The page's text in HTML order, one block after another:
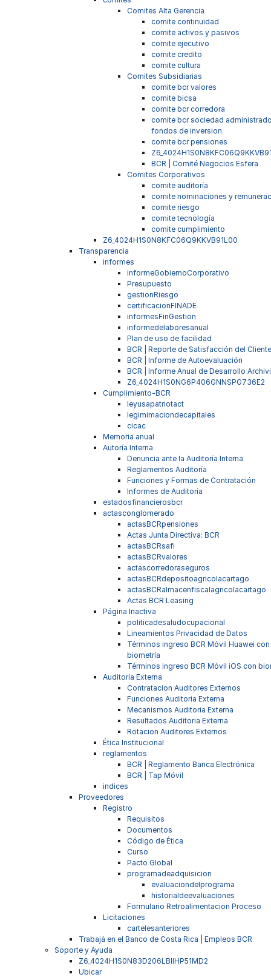
Comites Alta Gerencia
comite continuidad
comite activos y pasivos
comite ejecutivo
comite credito
comite cultura
Comites Subsidiarias
comite bcr valores
comite bicsa
comite bcr corredora
comite bcr sociedad
fondos de inversion
comite bcr pensiones
BCR | Comité Negocios Esfera
Comites Corporativos
comite auditoría
comite nominaciones y
comite riesgo
comite tecnología
comite cumplimiento
Z6_4024H1S0N8KFC06Q9KKVB91L00
Transparencia
informes
informeGobiernoCorporativo
Presupuesto
gestionRiesgo
certificacionFINADE
informesFinGestion
informedelaboresanual
Plan de uso de facilidad
BCR | Reporte de Satisfacción del Cliente
BCR | Informe de Autoevaluación
BCR | Informe Anual de Desarrollo
Z6_4024H1S0NG6P406GNNSPG736E2
Cumplimiento-BCR
leyusapatriotact
legimimaciondecapitales
cicac
Memoria anual
Autoría Interna
Denuncia ante la Auditoría Interna
Reglamentos Auditoría
Funciones y Formas de Contratación
Informes de Auditoría
estadosfinancierosbcr
actasconglomerado
actasBCRpensiones
Actas Junta Directiva: BCR
actasBCRsafi
actasBCRvalores
actascorredoraseguros
actasBCRdepositoagricolacartago
actasBCRalmacenfiscalagricolacartago
Actas BCR Leasing
Página Inactiva
politicadesaludocupacional
Lineamientos Privacidad de Datos
Términos ingreso BCR Móvil Huawei con
biometría
Términos ingreso BCR Móvil iOS con
Auditoría Externa
Contratacion Auditores Externos
Funciones Auditoria Externa
Mecanismos Auditoria Externa
Resultados Auditoria Externa
Rotacion Auditores Externos
Ética Institucional
reglamentos
BCR | Reglamento Banca Electrónica
BCR | Tap Móvil
indices
Proveedores
Registro
Requisitos
Documentos
Código de Ética
Curso
Pacto Global
programadeadquisicion
evaluaciondelprograma
historialdeevaluaciones
Formulario Retroalimentacion Proceso
Licitaciones
cartelesanteriores
Trabajá en el Banco de Costa Rica | Empleos BCR
Soporte y Ayuda
Z6_4024H1S0N83D206LBIIHP51MD2
Ubicar